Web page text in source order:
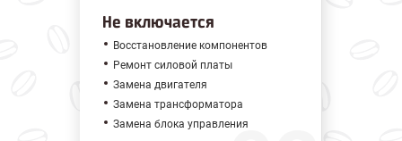
Не включается
Восстановление компонентов
Ремонт силовой платы
Замена двигателя
Замена трансформатора
Замена блока управления